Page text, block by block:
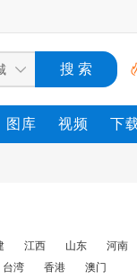
图库 视频 下
江西 山东
河南
台湾 香港 澳门